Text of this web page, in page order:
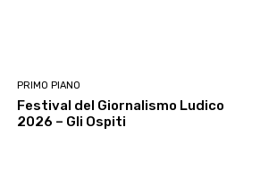
PRIMO PIANO
Festival del Giornalismo Ludico
2026 – Gli Ospiti